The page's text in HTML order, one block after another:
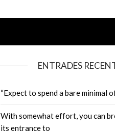
ENTRADES
“Expect to spend a bare minimal
With somewhat effort, you can
its entrance to